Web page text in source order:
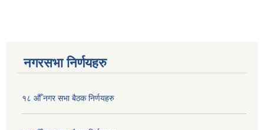
नगरसभा निर्णयहरु
१८ औँ नगर सभा बैठक निर्णयहरु